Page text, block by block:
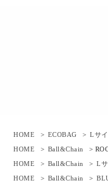
HOME > ECOBAG > Lサ
HOME
> Ball&Chain
>
HOME
> Ball&Chain > L
HOME
> Ball&Chain >